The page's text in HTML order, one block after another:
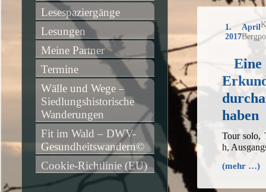
1. April
2017
Eine
haben
Tour solo,
h,
(mehr …)
Lesespaziergänge
Lesungen
Meine Partner
Termine
Wälle und Wege –
Siedlungshistorische
Wanderungen
Fit im Wald – DWV-
Gesundheitswandern©
Cookie-Richtlinie (EU)